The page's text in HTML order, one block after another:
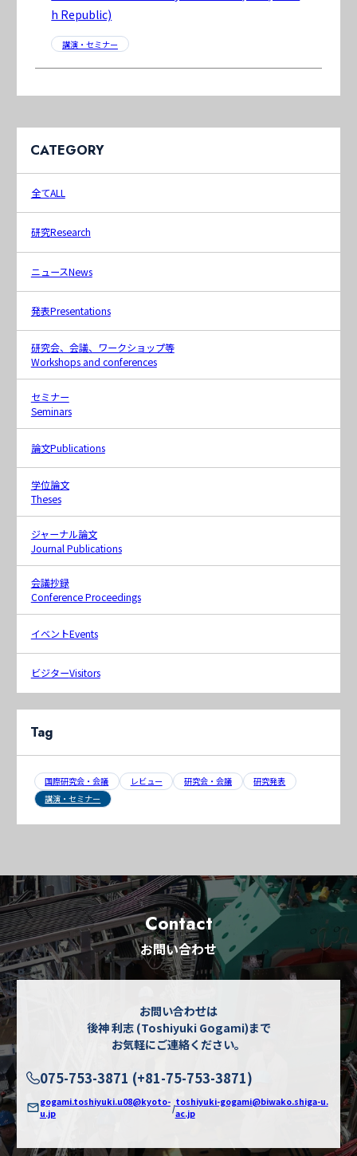
h Republic)
講演・セミナー
CATEGORY
全てALL
研究Research
ニュースNews
発表Presentations
研究会、会議、ワークショップ等
Workshops and conferences
セミナー
Seminars
論文Publications
学位論文
Theses
ジャーナル論文
Journal Publications
会議抄録
Conference Proceedings
イベントEvents
ビジターVisitors
Tag
国際研究会・会議 レビュー 研究会・会議
研究発表
講演・セミナー
Contact
お問い合わせ
お問い合わせは
後神 利志 (Toshiyuki Gogami)まで
お気軽にご連絡ください。
075-753-3871 (+81-75-753-3871)
gogami.toshiyuki.u08@kyoto-
u.jp
/toshiyuki-gogami@biwako.shiga-u.
ac.jp